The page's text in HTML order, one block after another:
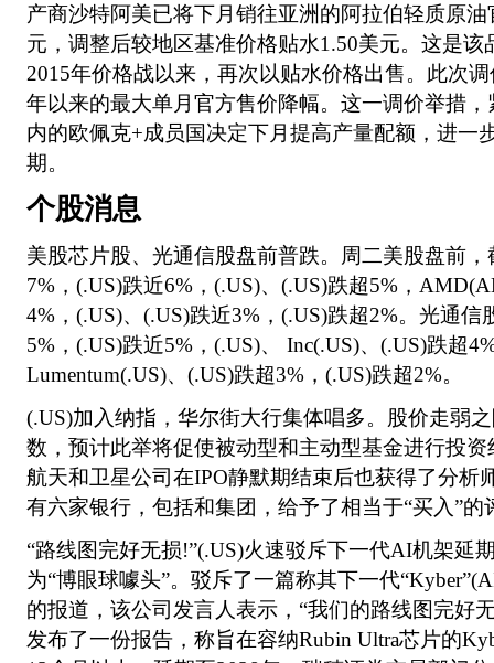
产商沙特阿美已将下月销往亚洲的阿拉伯轻质原
元，调整后较地区基准价格贴水1.50美元。这是该
2015年价格战以来，再次以贴水价格出售。此次
年以来的最大单月官方售价降幅。这一调价举措
内的欧佩克+成员国决定下月提高产量配额，进一
期。
个股消息
美股芯片股、光通信股盘前普跌。周二美股盘前
7%，(.US)跌近6%，(.US)、(.US)跌超5%，
4%，(.US)、(.US)跌近3%，(.US)跌超2%。光通信
5%，(.US)跌近5%，(.US)、 Inc(.US)、(.US)跌超
Lumentum(.US)、(.US)跌超3%，(.US)跌超2%。
(.US)加入纳指，华尔街大行集体唱多。股价走弱
数，预计此举将促使被动型和主动型基金进行投
航天和卫星公司在IPO静默期结束后也获得了分析
有六家银行，包括和集团，给予了相当于“买入”的
“路线图完好无损!”(.US)火速驳斥下一代AI机架延
为“博眼球噱头”。驳斥了一篇称其下一代
的报道，该公司发言人表示，“我们的路线图完好
发布了一份报告，称旨在容纳Rubin Ultra芯片的